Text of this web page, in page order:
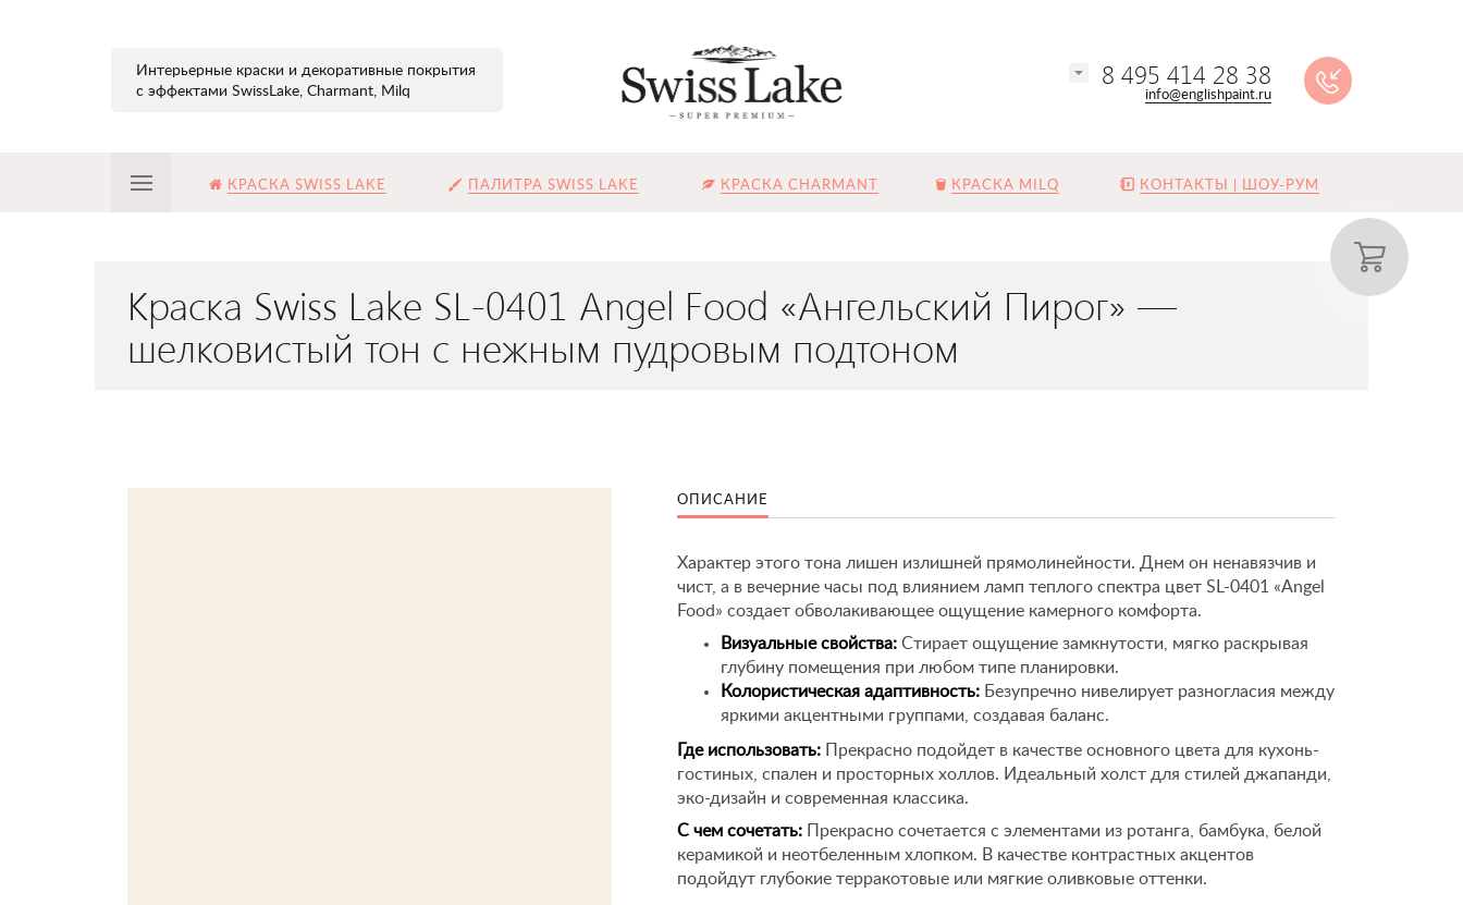
Интерьерные краски и декоративные покрытия
с эффектами SwissLake, Charmant, Milq
8 495 414 28 38
info@englishpaint.ru
КРАСКА SWISS LAKE ПАЛИТРА SWISS LAKE КРАСКА CHARMANT КРАСКА MILQ КОНТАКТЫ | ШОУ-РУМ
Краска Swiss Lake SL-0401 Angel Food «Ангельский Пирог» —
шелковистый тон с нежным пудровым подтоном
ОПИСАНИЕ
Характер этого тона лишен излишней прямолинейности. Днем он ненавязчив и
чист, а в вечерние часы под влиянием ламп теплого спектра цвет SL-0401 «Angel
Food» создает обволакивающее ощущение камерного комфорта.
Визуальные свойства: Стирает ощущение замкнутости, мягко раскрывая
глубину помещения при любом типе планировки.
Колористическая адаптивность: Безупречно нивелирует разногласия между
яркими акцентными группами, создавая баланс.
Где использовать: Прекрасно подойдет в качестве основного цвета для кухонь-
гостиных, спален и просторных холлов. Идеальный холст для стилей джапанди,
эко-дизайн и современная классика.
С чем сочетать: Прекрасно сочетается с элементами из ротанга, бамбука, белой
керамикой и неотбеленным хлопком. В качестве контрастных акцентов
подойдут глубокие терракотовые или мягкие оливковые оттенки.